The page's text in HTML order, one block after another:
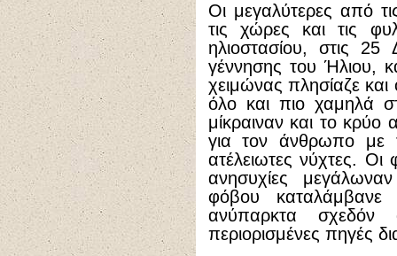
Οι μεγαλύτερες από
τις χώρες και τις
ηλιοστασίου, στις
γέννησης του Ήλιου,
χειμώνας πλησίαζε
όλο και πιο χαμηλά
μίκραιναν και το
για τον άνθρωπο με
ατέλειωτες νύχτες. Οι
ανησυχίες
φόβου
ανύπαρκτα σχεδόν
περιορισμένες πηγές